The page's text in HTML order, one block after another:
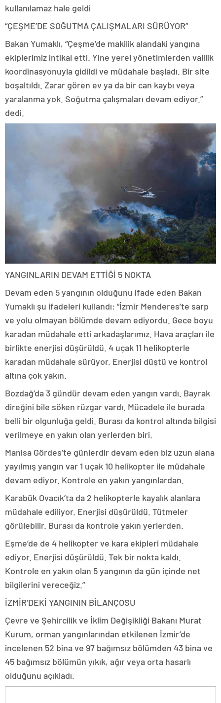
kullanılamaz hale geldi
“ÇEŞME’DE SOĞUTMA ÇALIŞMALARI SÜRÜYOR”
Bakan Yumaklı, “Çeşme’de makilik alandaki yangına
ekiplerimiz intikal etti. Yine yerel yönetimlerden valilik
koordinasyonuyla gidildi ve müdahale başladı. Bir site
boşaltıldı. Zarar gören ev ya da bir can kaybı veya
yaralanma yok. Soğutma çalışmaları devam ediyor.”
dedi.
YANGINLARIN DEVAM ETTİĞİ 5 NOKTA
Devam eden 5 yangının olduğunu ifade eden Bakan
Yumaklı şu ifadeleri kullandı: “İzmir Menderes’te sarp
ve yolu olmayan bölümde devam ediyordu. Gece boyu
karadan müdahale etti arkadaşlarımız. Hava araçları ile
birlikte enerjisi düşürüldü. 4 uçak 11 helikopterle
karadan müdahale sürüyor. Enerjisi düştü ve kontrol
altına çok yakın.
Bozdağ’da 3 gündür devam eden yangın vardı. Bayrak
direğini bile söken rüzgar vardı. Mücadele ile burada
belli bir olgunluğa geldi. Burası da kontrol altında bilgisi
verilmeye en yakın olan yerlerden biri.
Manisa Gördes’te günlerdir devam eden biz uzun alana
yayılmış yangın var 1 uçak 10 helikopter ile müdahale
devam ediyor. Kontrole en yakın yangınlardan.
Karabük Ovacık’ta da 2 helikopterle kayalık alanlara
müdahale ediliyor. Enerjisi düşürüldü. Tütmeler
görülebilir. Burası da kontrole yakın yerlerden.
Eşme’de de 4 helikopter ve kara ekipleri müdahale
ediyor. Enerjisi düşürüldü. Tek bir nokta kaldı.
Kontrole en yakın olan 5 yangının da gün içinde net
bilgilerini vereceğiz.”
İZMİR’DEKİ YANGININ BİLANÇOSU
Çevre ve Şehircilik ve İklim Değişikliği Bakanı Murat
Kurum, orman yangınlarından etkilenen İzmir’de
incelenen 52 bina ve 97 bağımsız bölümden 43 bina ve
45 bağımsız bölümün yıkık, ağır veya orta hasarlı
olduğunu açıkladı.